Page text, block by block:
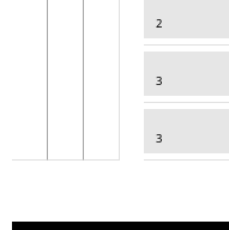
2
3
3